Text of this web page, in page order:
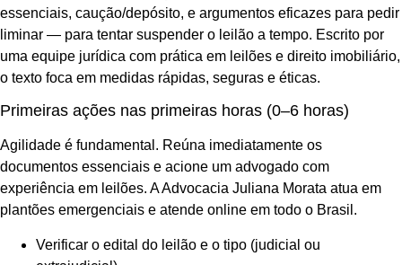
essenciais, caução/depósito, e argumentos eficazes para pedir
liminar — para tentar suspender o leilão a tempo. Escrito por
uma equipe jurídica com prática em leilões e direito imobiliário,
o texto foca em medidas rápidas, seguras e éticas.
Primeiras ações nas primeiras horas (0–6 horas)
Agilidade é fundamental. Reúna imediatamente os
documentos essenciais e acione um advogado com
experiência em leilões. A Advocacia Juliana Morata atua em
plantões emergenciais e atende online em todo o Brasil.
Verificar o edital do leilão e o tipo (judicial ou